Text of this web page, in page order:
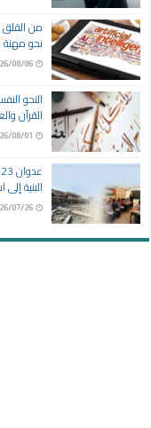
من القلق
نحو مهنة
08/06
النحو
القرآن
08/01
البنية
07/26